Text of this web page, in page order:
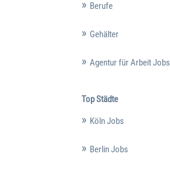
Berufe
Gehälter
Agentur für Arbeit Jobs
Top Städte
Köln Jobs
Berlin Jobs